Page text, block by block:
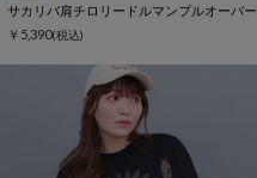
サカリバ肩チロリードルマンプルオーバー
￥5,390(税込)